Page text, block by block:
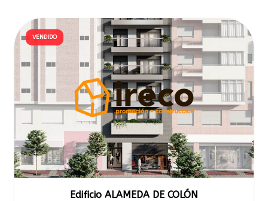
VENDIDO
Edificio ALAMEDA DE COLÓN